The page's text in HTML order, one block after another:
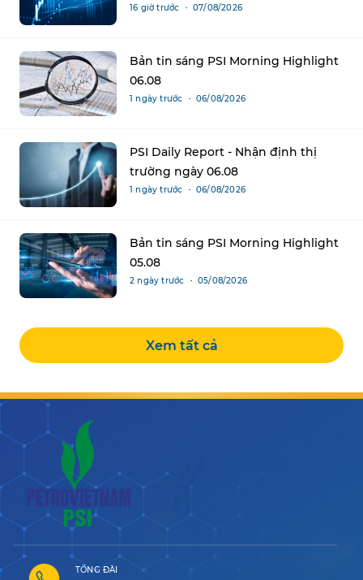
16 giờ trước ・ 07/08/2026
Bản tin sáng PSI Morning Highlight
06.08
1 ngày trước ・ 06/08/2026
PSI Daily Report - Nhận định thị
trường ngày 06.08
1 ngày trước ・ 06/08/2026
Bản tin sáng PSI Morning Highlight
05.08
2 ngày trước ・ 05/08/2026
Xem tất cả
TỔNG ĐÀI